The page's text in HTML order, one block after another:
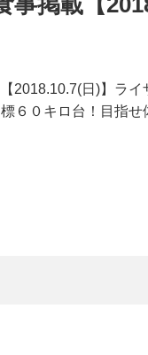
2018.10.7(日)】ライ
６０キロ台！目指せ